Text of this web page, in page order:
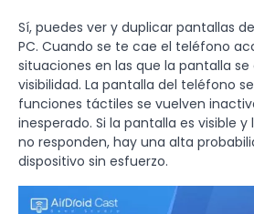
Sí, puedes ver y duplicar pantallas
PC. Cuando se te cae el teléfono
situaciones en las que la pantalla
visibilidad. La pantalla del teléfono
funciones táctiles se vuelven
inesperado. Si la pantalla es visible
no responden, hay una alta
dispositivo sin esfuerzo.